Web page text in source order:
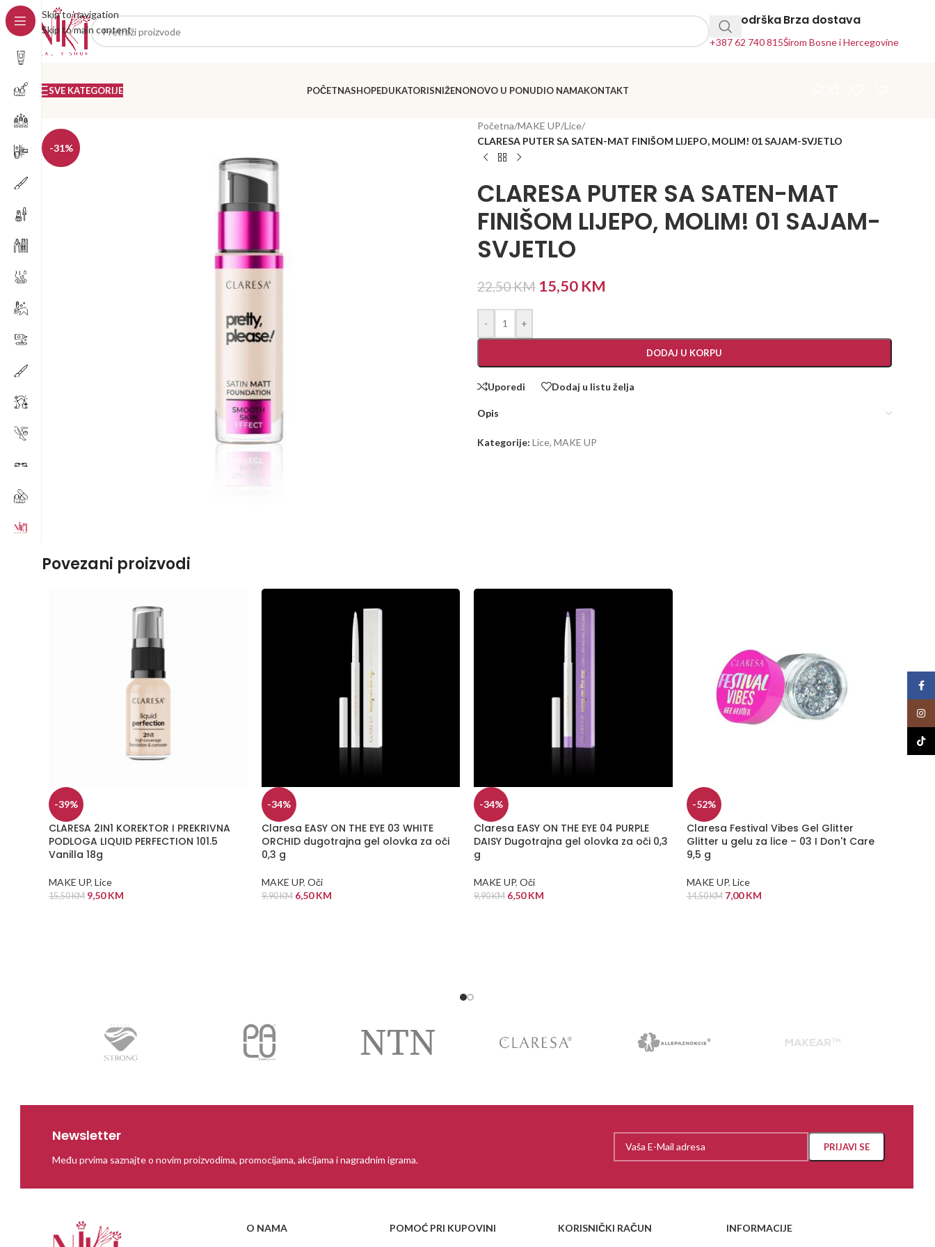
Skip to navigation
Skip to main content
24h Podrška
+387 62 740 815
Brza dostava
Širom Bosne i Hercegovine
SVE KATEGORIJE POČETNASHOPEDUKATORISNIŽENONOVO U PONUDIO NAMAKONTAKT
-31%
Početna/MAKE UP/Lice/
CLARESA PUTER SA SATEN-MAT FINIŠOM LIJEPO, MOLIM! 01 SAJAM-SVJETLO
CLARESA PUTER SA SATEN-MAT
FINIŠOM LIJEPO, MOLIM! 01 SAJAM-
SVJETLO
22,50KM 15,50 KM
- +
DODAJ U KORPU
Uporedi Dodaj u listu želja
Opis
Kategorije: Lice, MAKE UP
Povezani proizvodi
-39%
CLARESA 2IN1 KOREKTOR I PREKRIVNA
PODLOGA LIQUID PERFECTION 101.5
Vanilla 18g
MAKE UP, Lice
15,50KM 9,50KM
-34%
Claresa EASY ON THE EYE 03 WHITE
ORCHID dugotrajna gel olovka za oči
0,3 g
MAKE UP, Oči
9,90KM 6,50KM
-34%
Claresa EASY ON THE EYE 04 PURPLE
DAISY Dugotrajna gel olovka za oči 0,3
g
MAKE UP, Oči
9,90KM 6,50KM
-52%
Claresa Festival Vibes Gel Glitter
Glitter u gelu za lice – 03 I Don't Care
9,5 g
MAKE UP, Lice
14,50KM 7,00KM
Newsletter
Među prvima saznajte o novim proizvodima, promocijama, akcijama i nagradnim igrama.
O NAMA
POMOĆ PRI KUPOVINI
KORISNIČKI RAČUN
INFORMACIJE